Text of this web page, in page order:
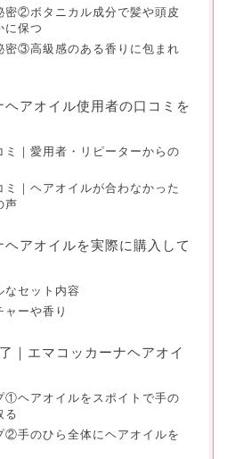
密②ボタニカル成分で髪や頭皮
に保つ
密③高級感のある香りに包まれ
ヘアオイル使用者の口コミを
ミ｜愛用者・リピーターからの
ミ｜ヘアオイルが合わなかった
声
ヘアオイルを実際に購入して
なセット内容
ャーや香り
｜エマコッカーナヘアオイ
①ヘアオイルをスポイトで手の
る
②手のひら全体にヘアオイルを